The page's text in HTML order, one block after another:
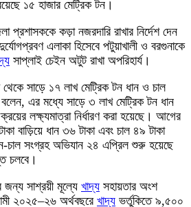
১৫ হাজার মেট্রিক টন।
প্রশাসককে কড়া নজরদারি রাখার নির্দেশ দেন
এলাকা হিসেবে পটুয়াখালী ও বরগুনাকে
সাপ্লাই চেইন অটুট রাখা অপরিহার্য।
সাড়ে ১৭ লাখ মেট্রিক টন ধান ও চাল
বলেন, এর মধ্যে সাড়ে ৩ লাখ মেট্রিক টন ধান
লক্ষ্যমাত্রা নির্ধারণ করা হয়েছে। আগের
বাড়িয়ে ধান ৩৬ টাকা এবং চাল ৪৯ টাকা
চাল সংগ্রহ অভিযান ২৪ এপ্রিল শুরু হয়েছে
চলবে।
জন্য সাশ্রয়ী মূল্যে খাদ্য সহায়তার অংশ
২০২৫–২৬ অর্থবছরে খাদ্য ভর্তুকিতে ৯,৫০০